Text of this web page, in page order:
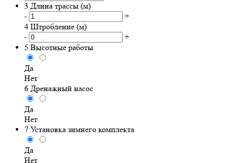
3 Длина трассы (м)
-
+
4 Штробление (м)
-
+
5 Высотные работы
Да
Нет
6 Дренажный насос
Да
Нет
7 Установка зимнего комплекта
Да
Нет